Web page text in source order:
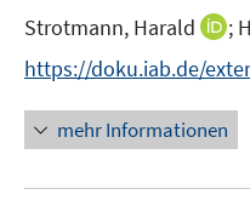
ö
f
n
e
n
Strotmann, Harald
I
n
n
e
u
;
https://doku.iab.de/
mehr Informationen